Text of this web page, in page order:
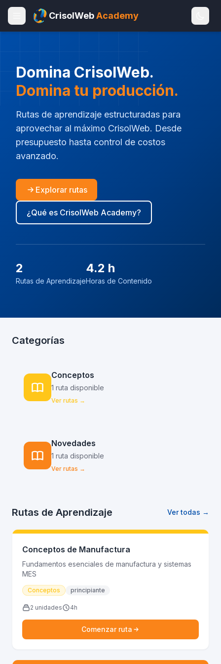
CrisolWebAcademy
Domina CrisolWeb.
Domina tu producción.
Rutas de aprendizaje estructuradas para
aprovechar al máximo CrisolWeb. Desde
presupuesto hasta control de costos
avanzado.
Explorar rutas
¿Qué es CrisolWeb Academy?
2
Rutas de Aprendizaje
4.2 h
Horas de Contenido
Categorías
Conceptos
1 ruta disponible
Ver rutas →
Novedades
1 ruta disponible
Ver rutas →
Rutas de Aprendizaje Ver todas →
Conceptos de Manufactura
Fundamentos esenciales de manufactura y sistemas
MES
Conceptos principiante
2 unidades 4h
Comenzar ruta